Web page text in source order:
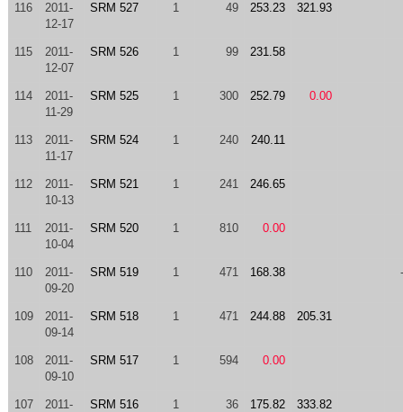
116
2011-
12-17
SRM 527 1 49 253.23 321.93
115
2011-
12-07
SRM 526 1 99 231.58
114
2011-
11-29
SRM 525 1 300 252.79 0.00
113
2011-
11-17
SRM 524 1 240 240.11
112
2011-
10-13
SRM 521 1 241 246.65
111
2011-
10-04
SRM 520 1 810 0.00
110
2011-
09-20
SRM 519 1 471 168.38
109
2011-
09-14
SRM 518 1 471 244.88 205.31
108
2011-
09-10
SRM 517 1 594 0.00
107
2011-
SRM 516 1 36 175.82 333.82